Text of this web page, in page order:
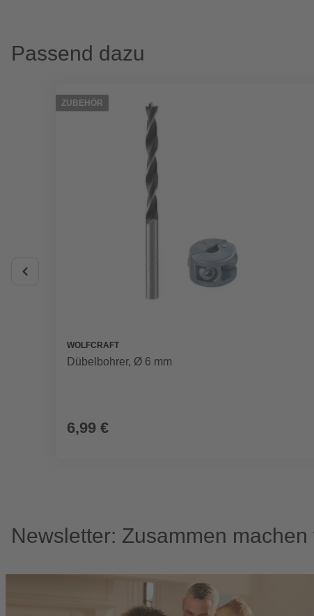
Passend dazu
ZUBEHÖR
WOLFCRAFT
Dübelbohrer, Ø 6 mm
6,99 €
Newsletter: Zusammen